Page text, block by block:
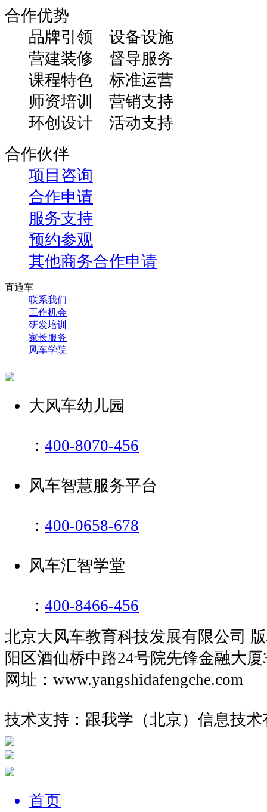
合作优势
品牌引领 设备设施
营建装修 督导服务
课程特色 标准运营
师资培训 营销支持
环创设计 活动支持
合作伙伴
项目咨询
合作申请
服务支持
预约参观
其他商务合作申请
直通车
联系我们
工作机会
研发培训
家长服务
风车学院
大风车幼儿园
： 400-8070-456
风车智慧服务平台
： 400-0658-678
风车汇智学堂
： 400-8466-456
北京大风车教育科技发展有限公司
阳区酒仙桥中路24号院先锋金融大厦
网址：
技术支持：跟我学（北京）信息技术
首页